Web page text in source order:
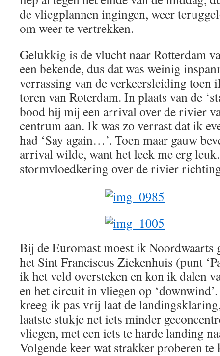
de vliegplannen ingingen, weer
om weer te vertrekken.
Gelukkig is de vlucht naar Rotterdam
een bekende, dus dat was weinig
verrassing van de verkeersleiding toen
toren van Roterdam. In plaats van de
bood hij mij een arrival over de rivier
centrum aan. Ik was zo verrast dat ik
had ‘Say again…’. Toen maar gauw
arrival wilde, want het leek me erg
stormvloedkering over de rivier
Bij de Euromast moest ik Noordwaarts
het Sint Franciscus Ziekenhuis (punt
ik het veld oversteken en kon ik dalen
en het circuit in vliegen op
kreeg ik pas vrij laat de
laatste stukje net iets minder
vliegen, met een iets te harde landing
Volgende keer wat strakker proberen